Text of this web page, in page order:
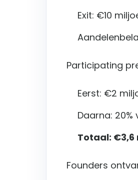
Exit: €10
Participating
Eerst: €2
Daarna:
Totaal: €3,6
Founders